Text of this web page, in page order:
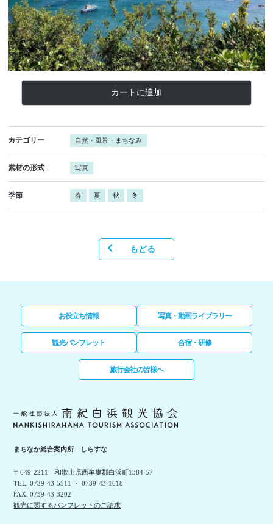
カートに追加
カテゴリー 自然・風景・まちなみ
素材の形式 写真
季節 春 夏 秋 冬
もどる
お役立ち情報 写真・動画ライブラリー
観光パンフレット 合宿・研修
旅行会社の皆様へ
まちなか総合案内所 しらすな
〒649-2211 和歌山県西牟婁郡白浜町1384-57
TEL. 0739-43-5511 ・ 0739-43-1618
FAX. 0739-43-3202
観光に関するパンフレットのご請求